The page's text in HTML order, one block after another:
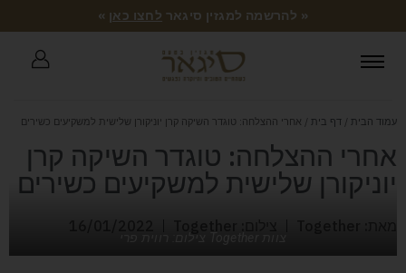
« להרשמה למגזין סיגאר לחצו כאן »
עמוד הבית / דף בית / אחרי ההצלחה: טוגדר השיקה קרן יוניקורן שלישית למשקיעים כשירים
אחרי ההצלחה: טוגדר השיקה קרן
יוניקורן שלישית למשקיעים כשירים